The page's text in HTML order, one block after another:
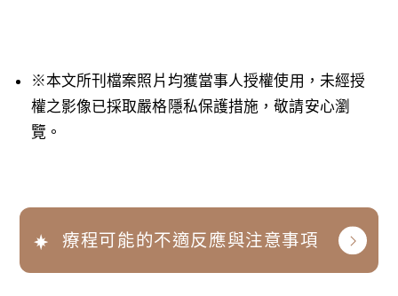
※本文所刊檔案照片均獲當事人授權使用，未經授
權之影像已採取嚴格隱私保護措施，敬請安心瀏
覽。
療程可能的不適反應與注意事項